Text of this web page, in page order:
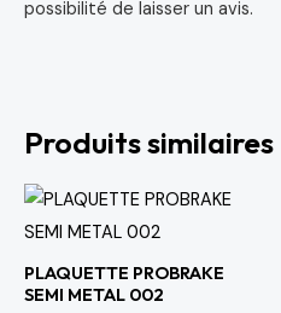
possibilité de laisser un avis.
Produits similaires
PLAQUETTE PROBRAKE
SEMI METAL 002